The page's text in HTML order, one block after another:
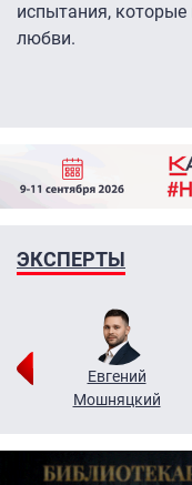
испытания,
любви.
ЭКСПЕРТЫ
Евгений
Мошняцкий